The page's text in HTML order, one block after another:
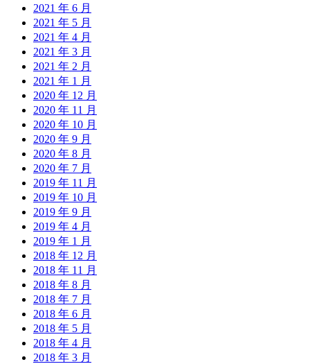
2021 年 6 月
2021 年 5 月
2021 年 4 月
2021 年 3 月
2021 年 2 月
2021 年 1 月
2020 年 12 月
2020 年 11 月
2020 年 10 月
2020 年 9 月
2020 年 8 月
2020 年 7 月
2019 年 11 月
2019 年 10 月
2019 年 9 月
2019 年 4 月
2019 年 1 月
2018 年 12 月
2018 年 11 月
2018 年 8 月
2018 年 7 月
2018 年 6 月
2018 年 5 月
2018 年 4 月
2018 年 3 月